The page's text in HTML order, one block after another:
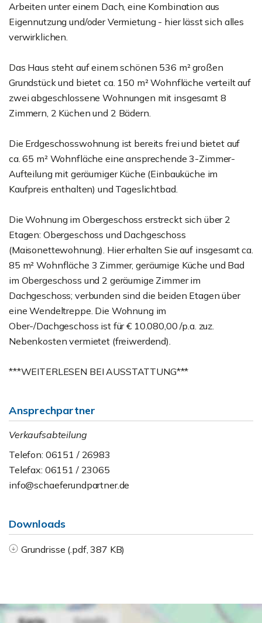
Arbeiten unter einem Dach, eine Kombination aus
Eigennutzung und/oder Vermietung - hier lässt sich alles
verwirklichen.
Das Haus steht auf einem schönen 536 m² großen
Grundstück und bietet ca. 150 m² Wohnfläche verteilt auf
zwei abgeschlossene Wohnungen mit insgesamt 8
Zimmern, 2 Küchen und 2 Bädern.
Die Erdgeschosswohnung ist bereits frei und bietet auf
ca. 65 m² Wohnfläche eine ansprechende 3-Zimmer-
Aufteilung mit geräumiger Küche (Einbauküche im
Kaufpreis enthalten) und Tageslichtbad.
Die Wohnung im Obergeschoss erstreckt sich über 2
Etagen: Obergeschoss und Dachgeschoss
(Maisonettewohnung). Hier erhalten Sie auf insgesamt ca.
85 m² Wohnfläche 3 Zimmer, geräumige Küche und Bad
im Obergeschoss und 2 geräumige Zimmer im
Dachgeschoss; verbunden sind die beiden Etagen über
eine Wendeltreppe. Die Wohnung im
Ober-/Dachgeschoss ist für € 10.080,00 /p.a. zuz.
Nebenkosten vermietet (freiwerdend).
***WEITERLESEN BEI AUSSTATTUNG***
Ansprechpartner
Verkaufsabteilung
Telefon: 06151 / 26983
Telefax: 06151 / 23065
info@schaeferundpartner.de
Downloads
Grundrisse (.pdf, 387 KB)